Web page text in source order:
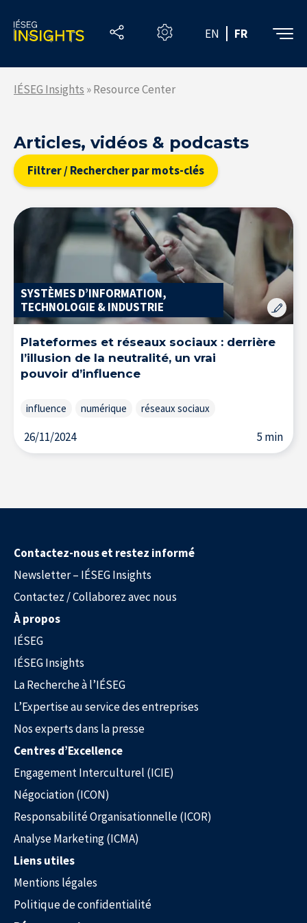
EN FR
Resource Center
S'inscrire à la newsletter
Accueil
L’Expertise au service des entreprises
the
content
IÉSEG Insights »Resource Center
Articles, vidéos & podcasts
Filtrer / Rechercher par mots-clés
SYSTÈMES D’INFORMATION,
TECHNOLOGIE & INDUSTRIE
Plateformes et réseaux sociaux : derrière
l’illusion de la neutralité, un vrai
pouvoir d’influence
influence numérique réseaux sociaux
26/11/2024 5 min
Contactez-nous et restez informé
Newsletter – IÉSEG Insights
Contactez / Collaborez avec nous
À propos
IÉSEG
IÉSEG Insights
La Recherche à l’IÉSEG
L’Expertise au service des entreprises
Nos experts dans la presse
Centres d’Excellence
Engagement Interculturel (ICIE)
Négociation (ICON)
Responsabilité Organisationnelle (ICOR)
Analyse Marketing (ICMA)
Liens utiles
Mentions légales
Politique de confidentialité